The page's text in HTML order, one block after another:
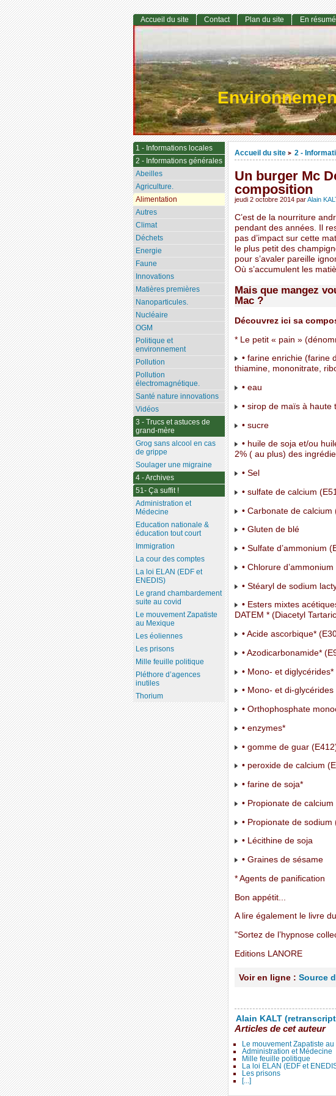
Accueil du site > 2 -
Un burger Mc
composition
jeudi 2 octobre 2014 parAlain
C’est de la nourriture
pendant des années. Il
pas d’impact sur cette
le plus petit des
pour s’avaler pareille
Où s’accumulent les
Mais que mangez
Mac ?
Découvrez ici sa
* Le petit « pain »
• farine enrichie (farine
thiamine, mononitrate,
• eau
• sirop de maïs à haute
• sucre
• huile de soja et/ou
2% ( au plus) des
• Sel
• sulfate de calcium
• Carbonate de
• Gluten de blé
• Sulfate d’ammonium
• Chlorure
• Stéaryl de sodium
• Esters mixtes
DATEM * (Diacetyl
• Acide ascorbique*
• Azodicarbonamide*
• Mono- et diglycérides*
• Mono- et di-
• Orthophosphate
• enzymes*
• gomme de guar
• peroxide de calcium
• farine de soja*
• Propionate de
• Propionate de
• Lécithine de soja
• Graines de sésame
* Agents de panification
Bon appétit...
A lire également le livre
"Sortez de l’hypnose
Editions LANORE
Voir en ligne : Source
Alain KALT
Articles de cet auteur
Le mouvement Zapatiste
Administration et Médecine
Mille feuille politique
La loi ELAN (EDF et
Les prisons
[...]
Accueil du site Contact Plan du site En résumé
1 - Informations locales
2 - Informations générales
Abeilles
Agriculture.
Alimentation
Autres
Climat
Déchets
Energie
Faune
Innovations
Matières premières
Nanoparticules.
Nucléaire
OGM
Politique et
environnement
Pollution
Pollution
électromagnétique.
Santé nature innovations
Vidéos
3 - Trucs et astuces de
grand-mère
Grog sans alcool en cas
de grippe
Soulager une migraine
4 - Archives
51- Ça suffit !
Administration et
Médecine
Education nationale &
éducation tout court
Immigration
La cour des comptes
La loi ELAN (EDF et
ENEDIS)
Le grand chambardement
suite au covid
Le mouvement Zapatiste
au Mexique
Les éoliennes
Les prisons
Mille feuille politique
Pléthore d’agences
inutiles
Thorium